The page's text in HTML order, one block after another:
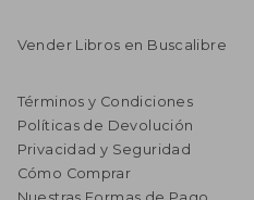
Vender Libros en Buscalibre
Términos y Condiciones
Políticas de Devolución
Privacidad y Seguridad
Cómo Comprar